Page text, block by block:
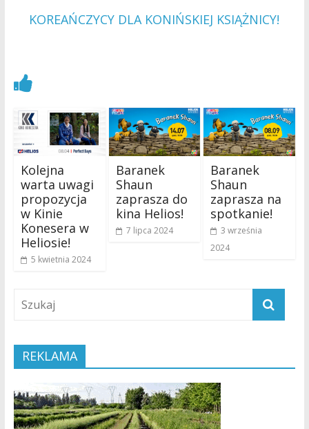
KOREAŃCZYCY DLA KONIŃSKIEJ KSIĄŻNICY!
Kolejna
warta uwagi
propozycja
w Kinie
Konesera w
Heliosie!
5 kwietnia 2024
Baranek
Shaun
zaprasza do
kina Helios!
7 lipca 2024
Baranek
Shaun
zaprasza na
spotkanie!
3 września
2024
REKLAMA